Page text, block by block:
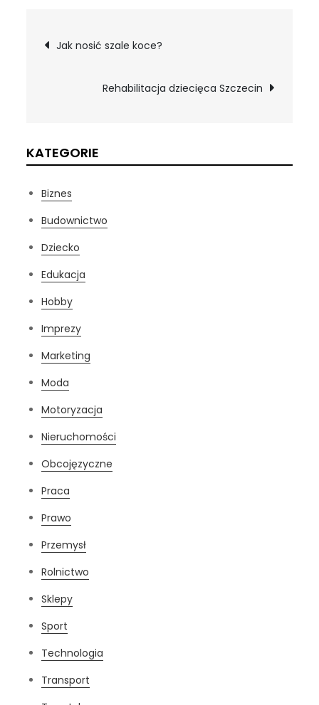
Nawigacja
wpisu
Jak nosić szale koce?
Rehabilitacja dziecięca Szczecin
KATEGORIE
Biznes
Budownictwo
Dziecko
Edukacja
Hobby
Imprezy
Marketing
Moda
Motoryzacja
Nieruchomości
Obcojęzyczne
Praca
Prawo
Przemysł
Rolnictwo
Sklepy
Sport
Technologia
Transport